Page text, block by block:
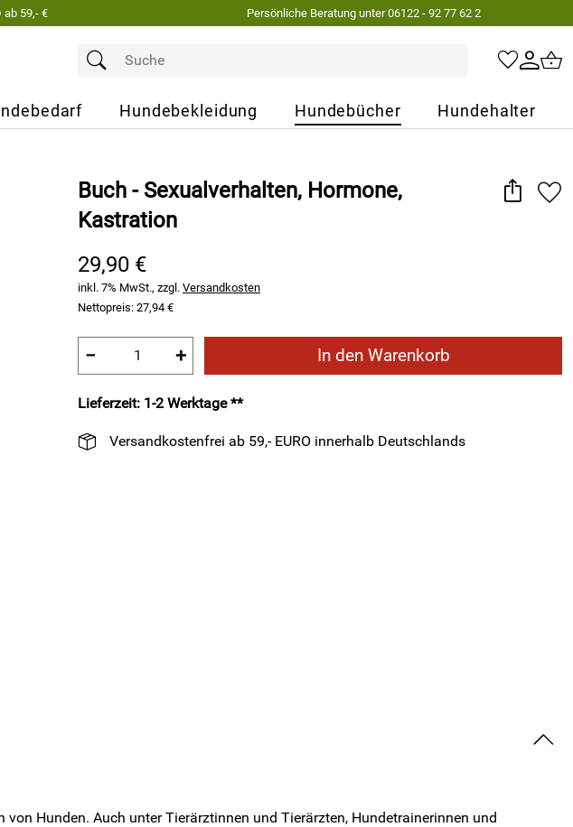
59,- € Persönliche Beratung unter 06122 - 92 77 62 2
Hundebekleidung Hundebücher Hundehalter
Buch - Sexualverhalten, Hormone,
Kastration
29,90 €
inkl. 7% MwSt., zzgl. Versandkosten
Nettopreis: 27,94 €
− + In den Warenkorb
Lieferzeit: 1-2 Werktage **
Versandkostenfrei ab 59,- EURO innerhalb Deutschlands
Hunden. Auch unter Tierärztinnen und Tierärzten, Hundetrainerinnen und